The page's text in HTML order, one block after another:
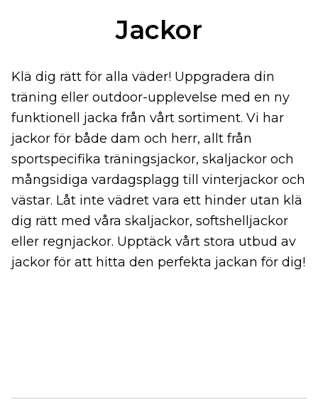
Jackor
Klä dig rätt för alla väder! Uppgradera din
träning eller outdoor-upplevelse med en ny
funktionell jacka från vårt sortiment. Vi har
jackor för både dam och herr, allt från
sportspecifika träningsjackor, skaljackor och
mångsidiga vardagsplagg till vinterjackor och
västar. Låt inte vädret vara ett hinder utan klä
dig rätt med våra skaljackor, softshelljackor
eller regnjackor. Upptäck vårt stora utbud av
jackor för att hitta den perfekta jackan för dig!